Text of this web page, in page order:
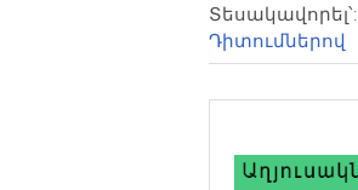
Տեսակավորել՝:
Դիտումներով